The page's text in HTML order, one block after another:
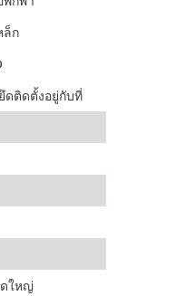
ล็ก
ดติดตั้งอยู่กับที่
ใหญ่